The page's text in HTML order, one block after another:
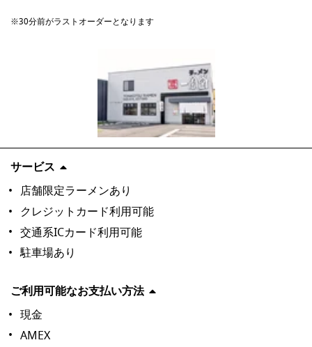
※30分前がラストオーダーとなります
サービス
店舗限定ラーメンあり
クレジットカード利用可能
交通系ICカード利用可能
駐車場あり
ご利用可能なお支払い方法
現金
AMEX